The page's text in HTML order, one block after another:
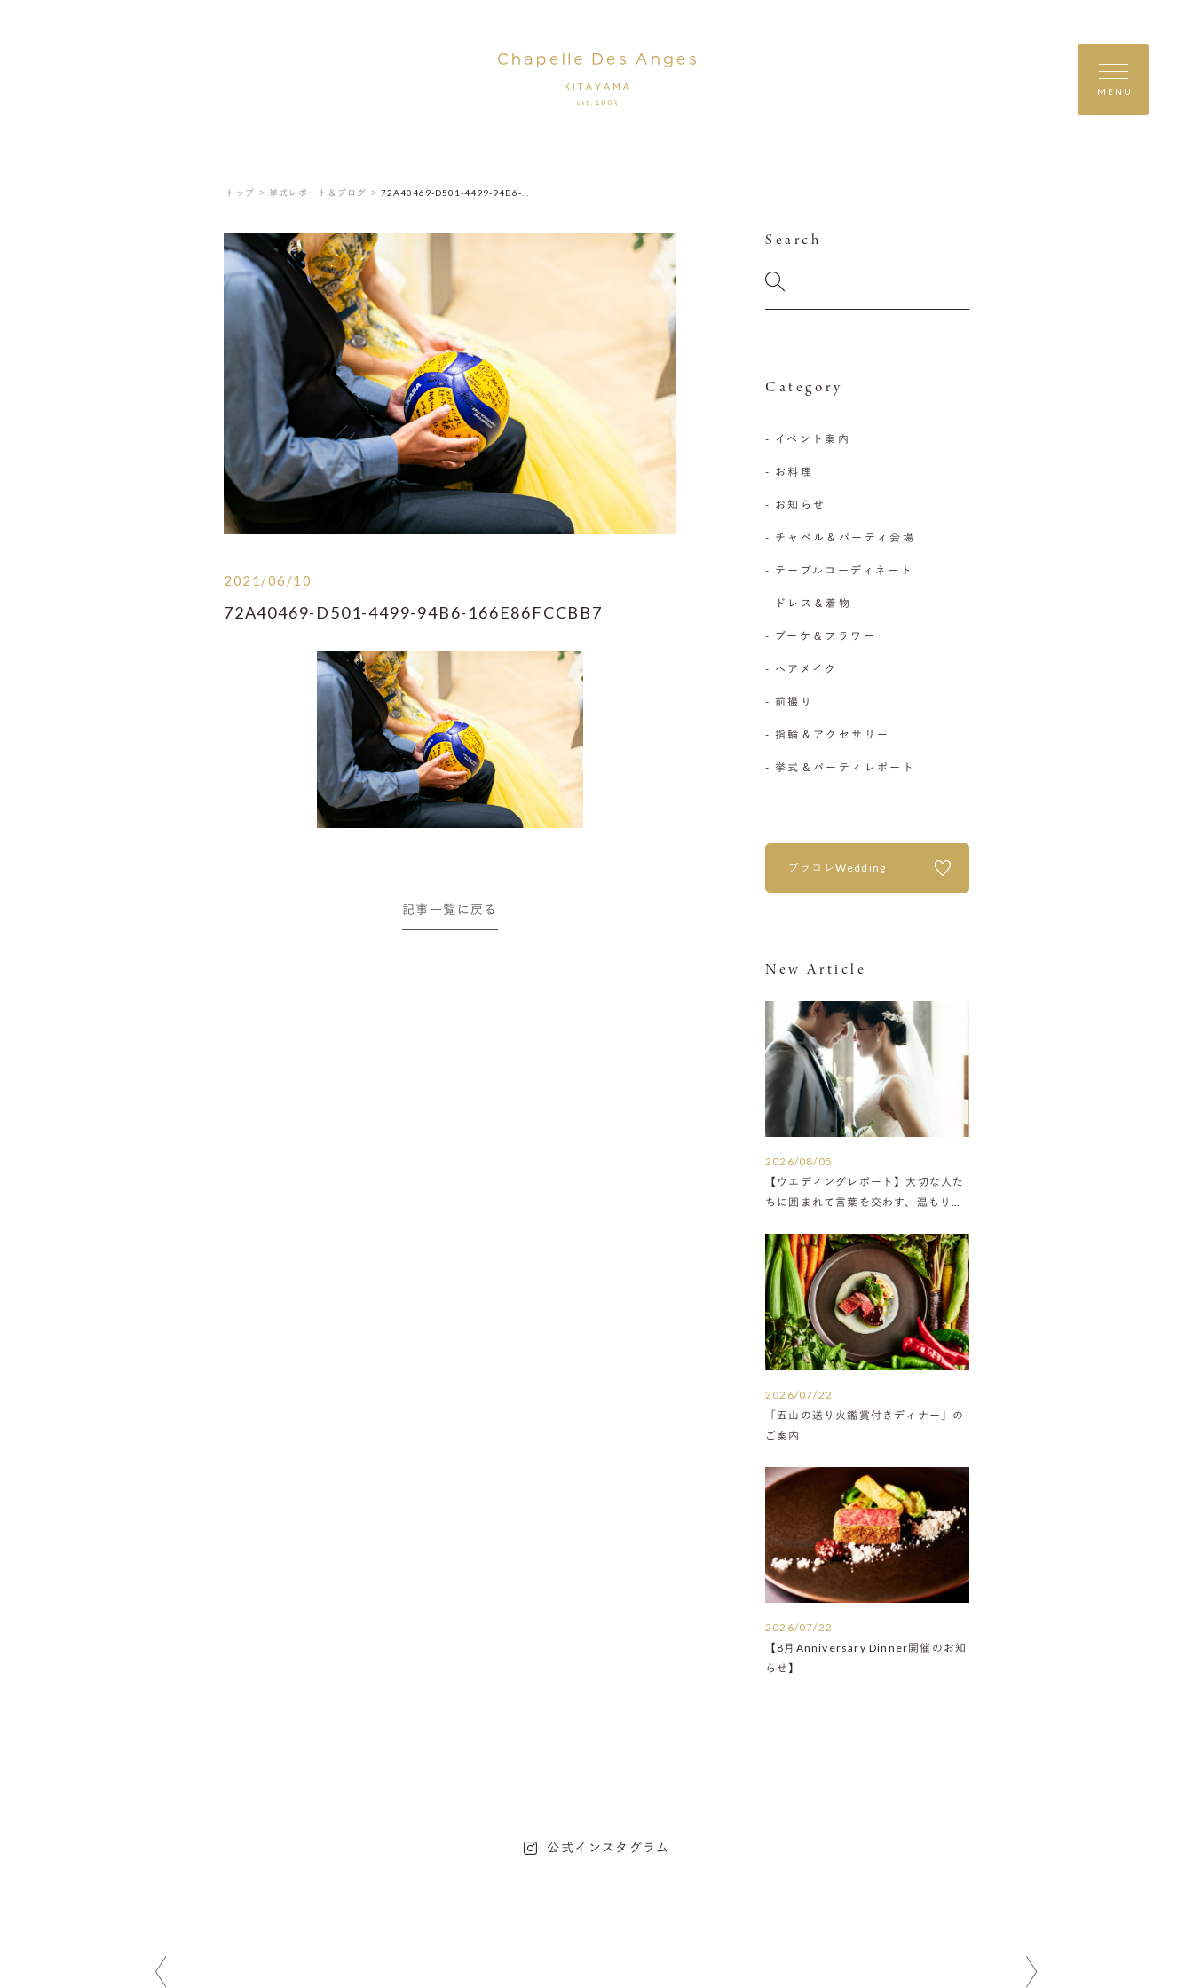
MENU
トップ ＞ 挙式レポート＆ブログ ＞
2021/06/10
72A40469-D501-4499-94B6-166E86FCCBB7
記事一覧に戻る
Search
Category
- イベント案内
- お料理
- お知らせ
- チャペル＆パーティ会場
- テーブルコーディネート
- ドレス＆着物
- ブーケ＆フラワー
- ヘアメイク
- 前撮り
- 指輪＆アクセサリー
- 挙式＆パーティレポート
プラコレWedding
New Article
2026/08/05
【ウエディングレポート】大切な人た
ちに囲まれて言葉を交わす、温もりに
2026/07/22
「五山の送り火鑑賞付きディナー」の
ご案内
2026/07/22
【8月Anniversary Dinner開催のお知
らせ】
公式インスタグラム